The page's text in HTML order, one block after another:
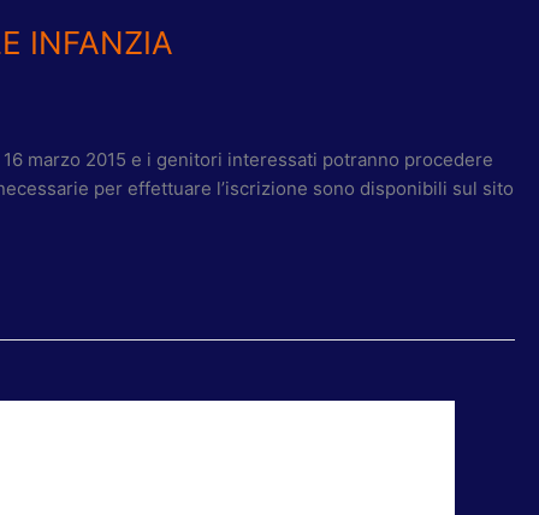
INFANZIA
marzo 2015 e i genitori interessati potranno procedere
per effettuare l’iscrizione sono disponibili sul sito